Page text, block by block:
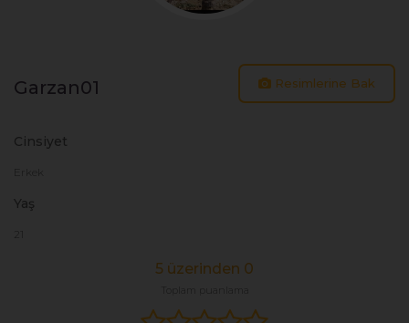
Garzan01 Resimlerine Bak
Cinsiyet
Erkek
Yaş
21
5 üzerinden 0